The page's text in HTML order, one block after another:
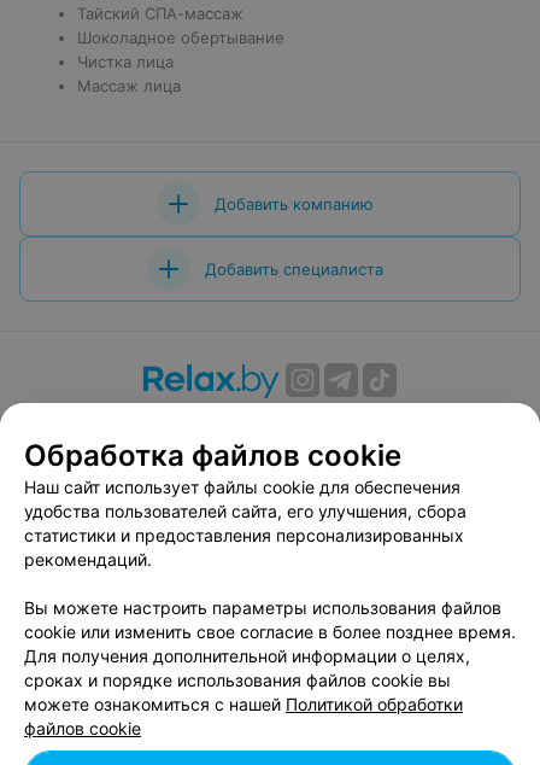
Тайский СПА-массаж
Шоколадное обертывание
Чистка лица
Массаж лица
Добавить компанию
Добавить специалиста
Вакансии
Публичный договор
Способы оплаты
Публичный договор по использованию сервиса
«Афиша»
Пользовательское соглашение
Связаться по вопросам сотрудничества
Написать руководителю relax.by
Персональные настройки cookie
Обработка персональных данных
Обработка файлов cookie
Наш сайт использует файлы cookie для обеспечения
удобства пользователей сайта, его улучшения, сбора
статистики и предоставления персонализированных
рекомендаций.
Вы можете настроить параметры использования файлов
cookie или изменить свое согласие в более позднее время.
Для получения дополнительной информации о целях,
сроках и порядке использования файлов cookie вы
можете ознакомиться с нашей Политикой обработки
файлов cookie